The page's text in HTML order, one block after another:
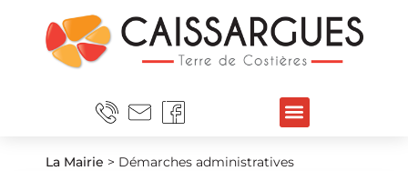
La Mairie > Démarches administratives